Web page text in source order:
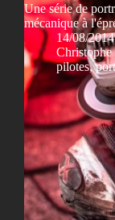
Une série de
mécanique à
14/08/2014
pilotes,